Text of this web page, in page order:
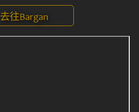
去往Bargan